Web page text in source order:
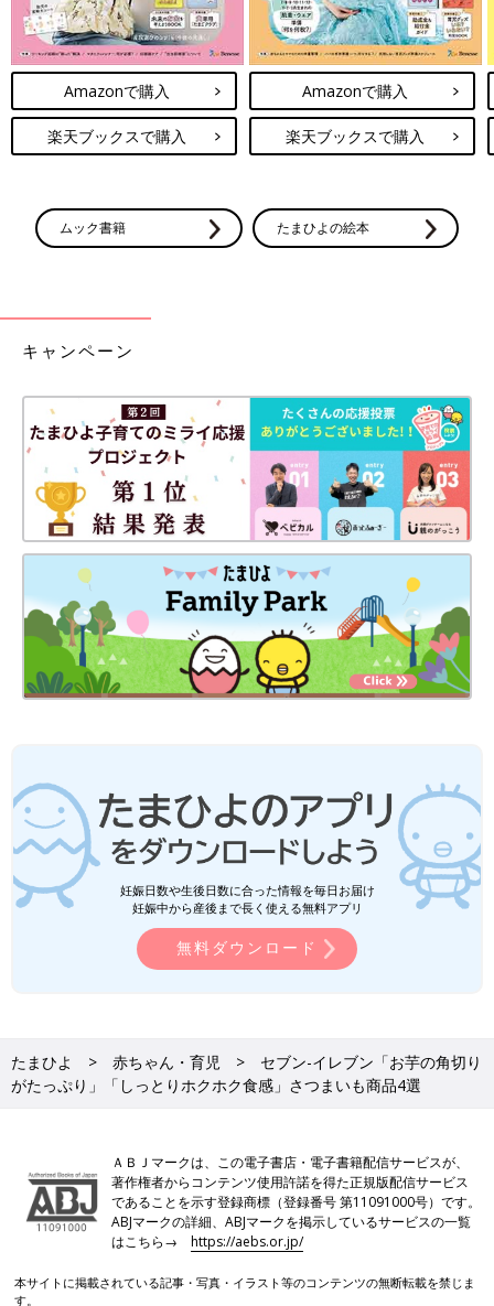
Amazonで購入
楽天ブックスで購入
Amazonで購入
楽天ブックスで購入
ムック書籍 たまひよの絵本
キャンペーン
妊娠日数や生後日数に合った情報を毎日お届け
妊娠中から産後まで長く使える無料アプリ
無料ダウンロード
たまひよ 赤ちゃん・育児
セブン-イレブン「お芋の角切り
がたっぷり」「しっとりホクホク食感」さつまいも商品4選
ＡＢＪマークは、この電子書店・電子書籍配信サービスが、
著作権者からコンテンツ使用許諾を得た正規版配信サービス
であることを示す登録商標（登録番号 第11091000号）です。
ABJマークの詳細、ABJマークを掲示しているサービスの一覧
はこちら→https://aebs.or.jp/
本サイトに掲載されている記事・写真・イラスト等のコンテンツの無断転載を禁じま
す。